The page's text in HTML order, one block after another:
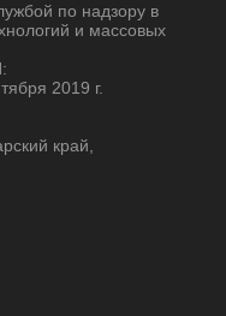
по надзору в
и массовых
2019 г.
край,